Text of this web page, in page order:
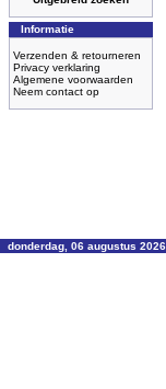
Informatie
Verzenden & retourneren
Privacy verklaring
Algemene voorwaarden
Neem contact op
donderdag, 06 augustus 2026